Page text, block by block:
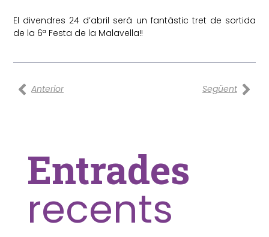
El divendres 24 d’abril serà un fantàstic tret de sortida
de la 6ª Festa de la Malavella!!
Prev
Anterior Següent
Entrades
recents